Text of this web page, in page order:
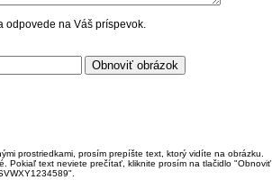
odpovede na Váš príspevok.
prostriedkami, prosím prepíšte text, ktorý vidíte na obrázku.
Pokiaľ text neviete prečítať, kliknite prosím na tlačidlo "Obnoviť